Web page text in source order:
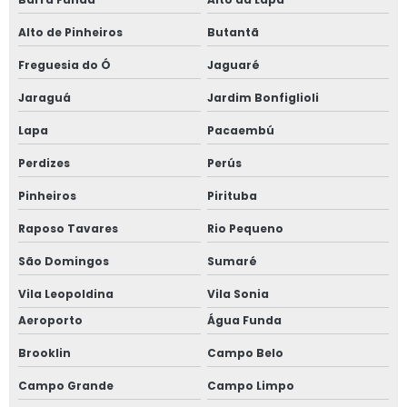
Janela anti ruído de sobrepor slim
Janela anti ruído sobreposta
Janela anti ruido sp
Janela anti som
Janela para casas de alto padrão
Janela de correr 2 folhas
Janela de correr 2 folhas alumínio
Janela de correr 3 folhas
Janela de correr 4 folhas
Janela de correr para quarto
Alto de Pinheiros Butantã
Freguesia do Ó Jaguaré
Jaraguá Jardim Bonfiglioli
Lapa Pacaembú
Perdizes Perús
Pinheiros Pirituba
Raposo Tavares Rio Pequeno
São Domingos Sumaré
Vila Leopoldina
Vila Sonia
Aeroporto
Água Funda
Brooklin Campo Belo
Campo Grande Campo Limpo